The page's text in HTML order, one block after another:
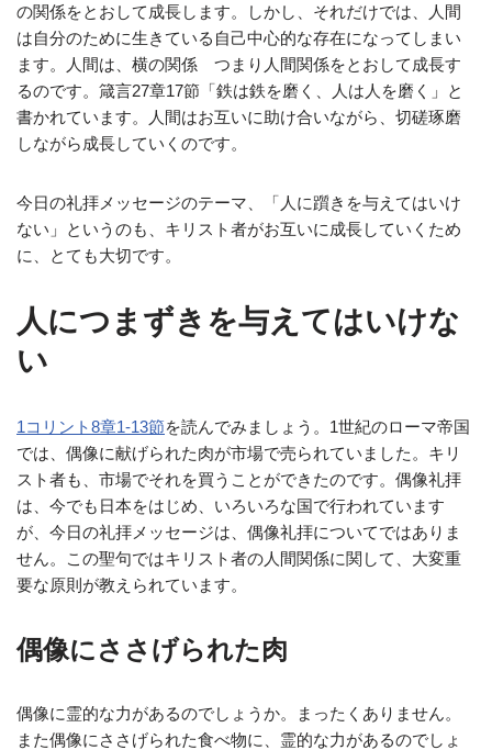
の関係をとおして成長します。しかし、それだけでは、人間
は自分のために生きている自己中心的な存在になってしまい
ます。人間は、横の関係 つまり人間関係をとおして成長す
るのです。箴言27章17節「鉄は鉄を磨く、人は人を磨く」と
書かれています。人間はお互いに助け合いながら、切磋琢磨
しながら成長していくのです。
今日の礼拝メッセージのテーマ、「人に躓きを与えてはいけ
ない」というのも、キリスト者がお互いに成長していくため
に、とても大切です。
人につまずきを与えてはいけな
い
1コリント8章1‐13節を読んでみましょう。1世紀のローマ帝国
では、偶像に献げられた肉が市場で売られていました。キリ
スト者も、市場でそれを買うことができたのです。偶像礼拝
は、今でも日本をはじめ、いろいろな国で行われています
が、今日の礼拝メッセージは、偶像礼拝についてではありま
せん。この聖句ではキリスト者の人間関係に関して、大変重
要な原則が教えられています。
偶像にささげられた肉
偶像に霊的な力があるのでしょうか。まったくありません。
また偶像にささげられた食べ物に、霊的な力があるのでしょ